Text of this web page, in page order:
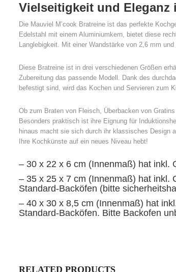
Vielseitigkeit und Eleganz
Die Mauviel M’cook Bratreine ist das perfekte
Edelstahl mit einem Aluminiumkern, bietet diese
Langlebigkeit. Mit einer Wandstärke von 2,6 mm
Diese Bratreine ist in drei verschiedenen Größen
Zubereitung das passende Modell. Dank des
befestigt sind, wird das Kochen und Servieren zum
Ob zum Braten von Fleisch, Überbacken von
Besonders praktisch ist ihre Eignung für
hinaus macht sie sich durch ihr klassisches Design
Ihre Kochkünste auf ein neues Niveau hebt!
– 30 x 22 x 6 cm (Innenmaß) hat inkl.
– 35 x 25 x 7 cm (Innenmaß) hat inkl.
Standard-Backöfen (bitte
– 40 x 30 x 8,5 cm (Innenmaß) hat
Standard-Backöfen. Bitte Backofen
RELATED PRODUCTS